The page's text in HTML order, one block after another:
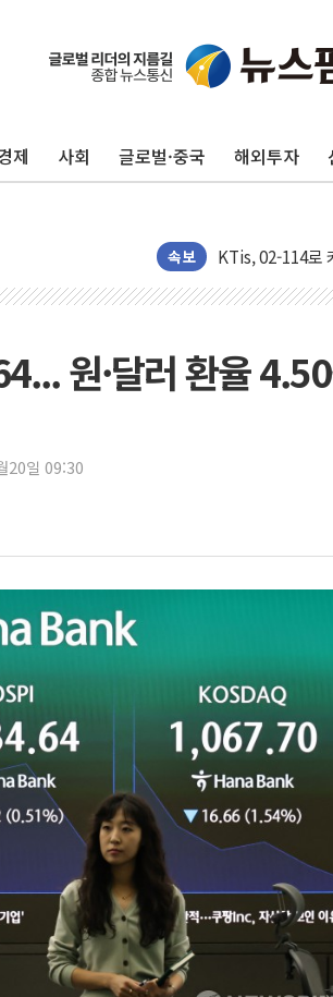
제 사회 글로벌·중국 해외투자
속보
SKT, '8월 월간
LG헬로비전 '헬
해군1함대 '창설
원주시, 첨단의
전남광주 화정
청도 문수리 야
NH농협은행,
민병덕 "오늘 67
'입추'인데 연일
"최대 2시간 앞
유니슨 "국내생
창호 교체하다
원·달러 환율
20일 09:30